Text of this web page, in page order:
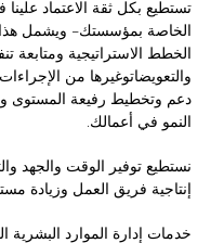
تستطيع بكل ثقة الاعتماد علينا
الخاصة بمؤسستك– ويشمل
الخطط الاستراتيجية ومتابعة
والتعويضاتوغيرها من
دعم وتخطيط رفيعة المستوى
النمو في أعمالك.
نستطيع توفير الوقت والجهد
إنتاجية فريق العمل وزيادة
خدمات إدارة الموارد البشرية